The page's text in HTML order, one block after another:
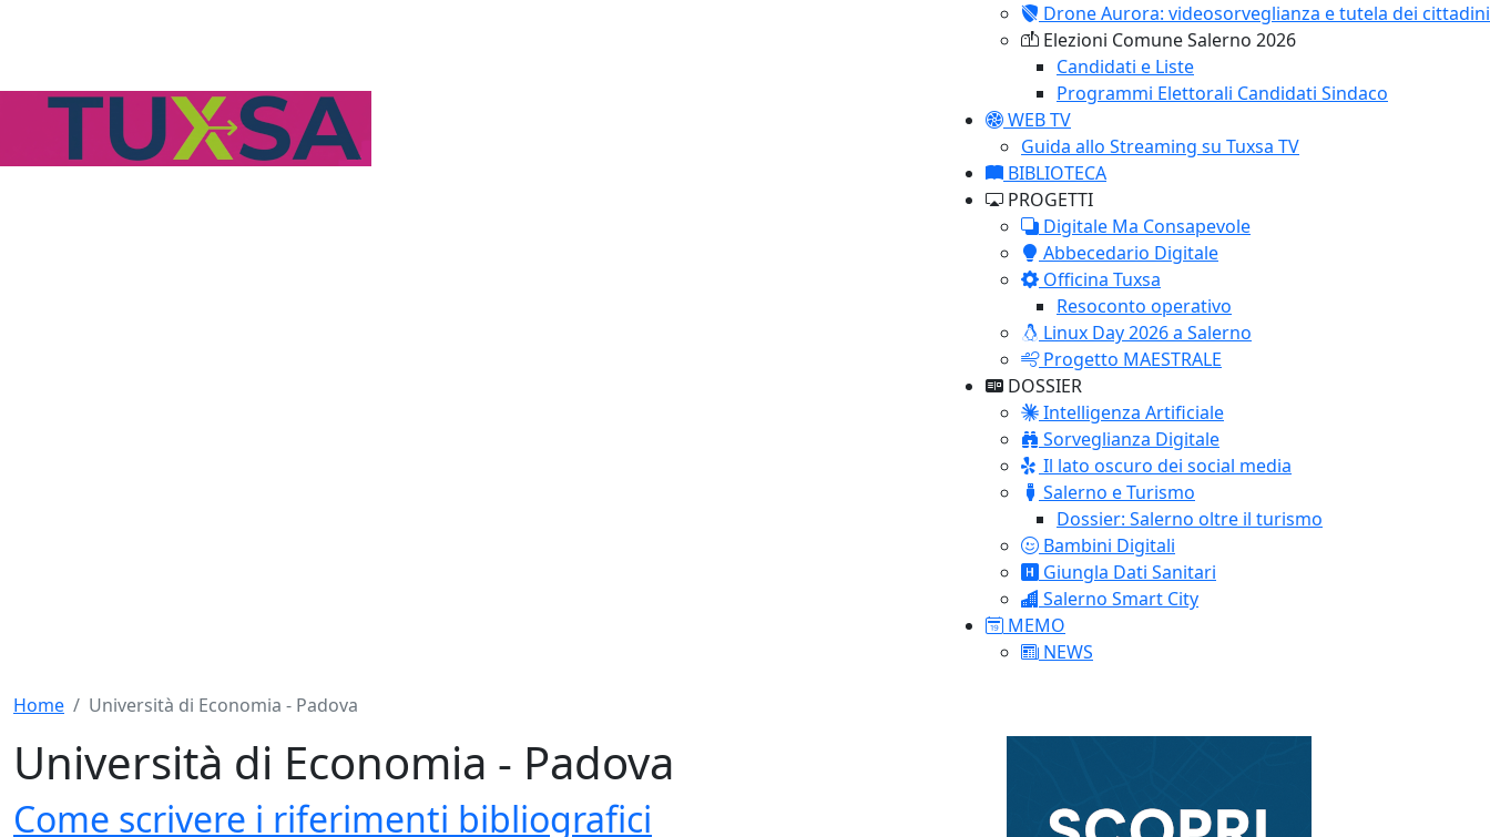
Drone Aurora: videosorveglianza e tutela dei cittadini
Elezioni Comune Salerno 2026
Candidati e Liste
Programmi Elettorali Candidati Sindaco
WEB TV
Guida allo Streaming su Tuxsa TV
BIBLIOTECA
PROGETTI
Digitale Ma Consapevole
Abbecedario Digitale
Officina Tuxsa
Resoconto operativo
Linux Day 2026 a Salerno
Progetto MAESTRALE
DOSSIER
Intelligenza Artificiale
Sorveglianza Digitale
Il lato oscuro dei social media
Salerno e Turismo
Dossier: Salerno oltre il turismo
Bambini Digitali
Giungla Dati Sanitari
Salerno Smart City
MEMO
NEWS
Home Università di Economia - Padova
Università di Economia - Padova
Come scrivere i riferimenti bibliografici